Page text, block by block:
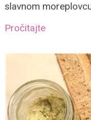
slavnom
Pročitajte